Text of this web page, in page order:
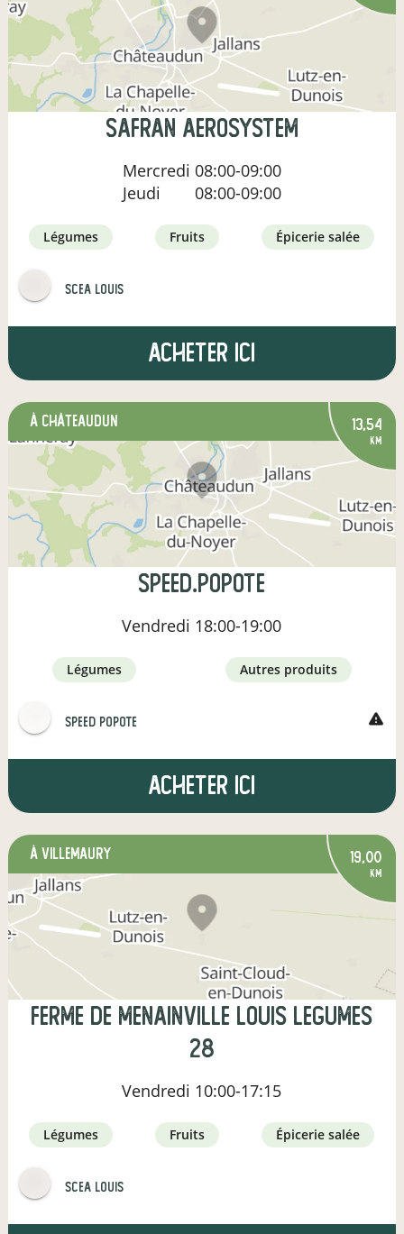
Safran Aerosystem
Mercredi 08:00-09:00
Jeudi
08:00-09:00
légumes fruits épicerie salée
SCEA Louis
Acheter ici
à Châteaudun 13,54
km
SPEED.Popote
Vendredi 18:00-19:00
légumes autres produits
SPEED POPOTE warning
Acheter ici
à Villemaury 19,00
km
Ferme de Menainville Louis Legumes
28
Vendredi 10:00-17:15
légumes fruits épicerie salée
SCEA Louis